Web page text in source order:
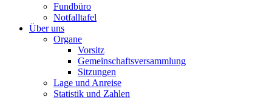
Fundbüro
Notfalltafel
Über uns
Organe
Vorsitz
Gemeinschaftsversammlung
Sitzungen
Lage und Anreise
Statistik und Zahlen